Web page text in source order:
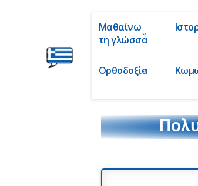
Μαθαίνω
τη γλώσσα
Ορθοδοξία